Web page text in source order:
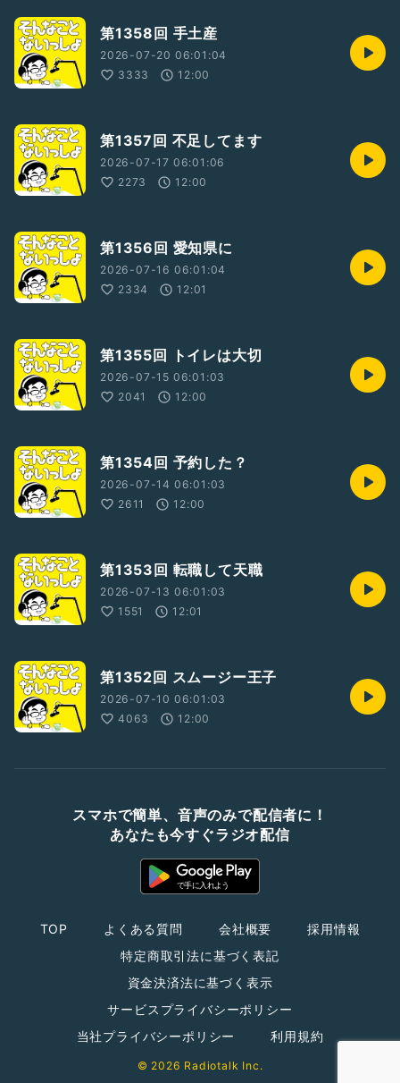
第1358回 手土産
2026-07-20 06:01:04
3333
12:00
第1357回 不足してます
2026-07-17 06:01:06
2273
12:00
第1356回 愛知県に
2026-07-16 06:01:04
2334
12:01
第1355回 トイレは大切
2026-07-15 06:01:03
2041
12:00
第1354回 予約した？
2026-07-14 06:01:03
2611
12:00
第1353回 転職して天職
2026-07-13 06:01:03
1551
12:01
第1352回 スムージー王子
2026-07-10 06:01:03
4063
12:00
スマホで簡単、音声のみで配信者に！
あなたも今すぐラジオ配信
TOP よくある質問 会社概要
採用情報
特定商取引法に基づく表記
資金決済法に基づく表示
サービスプライバシーポリシー
当社プライバシーポリシー
利用規約
© 2026 Radiotalk Inc.